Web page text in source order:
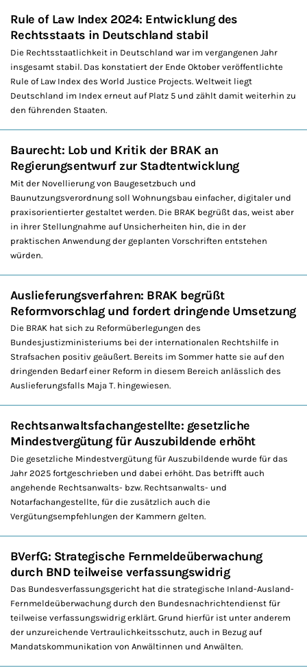
Rule of Law Index 2024: Entwicklung des
Rechtsstaats in Deutschland stabil
Die Rechtsstaatlichkeit in Deutschland war im vergangenen Jahr
insgesamt stabil. Das konstatiert der Ende Oktober veröffentlichte
Rule of Law Index des World Justice Projects. Weltweit liegt
Deutschland im Index erneut auf Platz 5 und zählt damit weiterhin zu
den führenden Staaten.
Baurecht: Lob und Kritik der BRAK an
Regierungsentwurf zur Stadtentwicklung
Mit der Novellierung von Baugesetzbuch und
Baunutzungsverordnung soll Wohnungsbau einfacher, digitaler und
praxisorientierter gestaltet werden. Die BRAK begrüßt das, weist aber
in ihrer Stellungnahme auf Unsicherheiten hin, die in der
praktischen Anwendung der geplanten Vorschriften entstehen
würden.
Auslieferungsverfahren: BRAK begrüßt
Reformvorschlag und fordert dringende Umsetzung
Die BRAK hat sich zu Reformüberlegungen des
Bundesjustizministeriums bei der internationalen Rechtshilfe in
Strafsachen positiv geäußert. Bereits im Sommer hatte sie auf den
dringenden Bedarf einer Reform in diesem Bereich anlässlich des
Auslieferungsfalls Maja T. hingewiesen.
Rechtsanwaltsfachangestellte: gesetzliche
Mindestvergütung für Auszubildende erhöht
Die gesetzliche Mindestvergütung für Auszubildende wurde für das
Jahr 2025 fortgeschrieben und dabei erhöht. Das betrifft auch
angehende Rechtsanwalts- bzw. Rechtsanwalts- und
Notarfachangestellte, für die zusätzlich auch die
Vergütungsempfehlungen der Kammern gelten.
BVerfG: Strategische Fernmeldeüberwachung
durch BND teilweise verfassungswidrig
Das Bundesverfassungsgericht hat die strategische Inland-Ausland-
Fernmeldeüberwachung durch den Bundesnachrichtendienst für
teilweise verfassungswidrig erklärt. Grund hierfür ist unter anderem
der unzureichende Vertraulichkeitsschutz, auch in Bezug auf
Mandatskommunikation von Anwältinnen und Anwälten.